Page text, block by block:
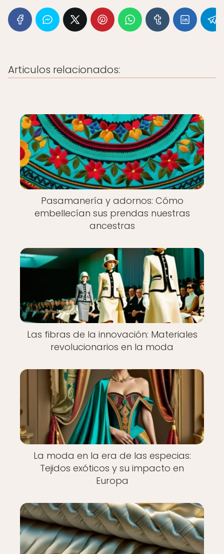
Articulos relacionados:
Pasamanería y adornos: Cómo
embellecían sus prendas nuestras
ancestras
Las fibras de la innovación: Materiales
revolucionarios en la moda
La moda en la era de las especias:
Tejidos exóticos y su impacto en
Europa